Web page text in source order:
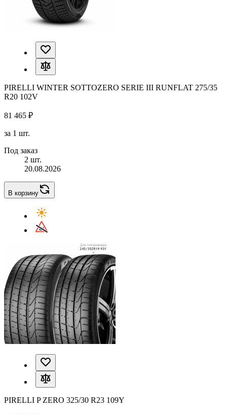
PIRELLI WINTER SOTTOZERO SERIE III RUNFLAT 275/35
R20 102V
81 465 ₽
за 1 шт.
Под заказ
2 шт.
20.08.2026
В корзину
PIRELLI P ZERO 325/30 R23 109Y